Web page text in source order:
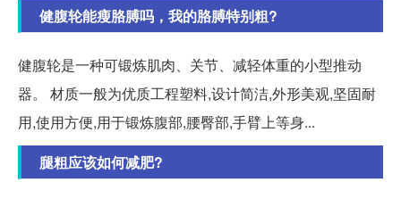
健腹轮能瘦胳膊吗，我的胳膊特别粗?
健腹轮是一种可锻炼肌肉、关节、减轻体重的小型推动
器。 材质一般为优质工程塑料,设计简洁,外形美观,坚固耐
用,使用方便,用于锻炼腹部,腰臀部,手臂上等身...
腿粗应该如何减肥?